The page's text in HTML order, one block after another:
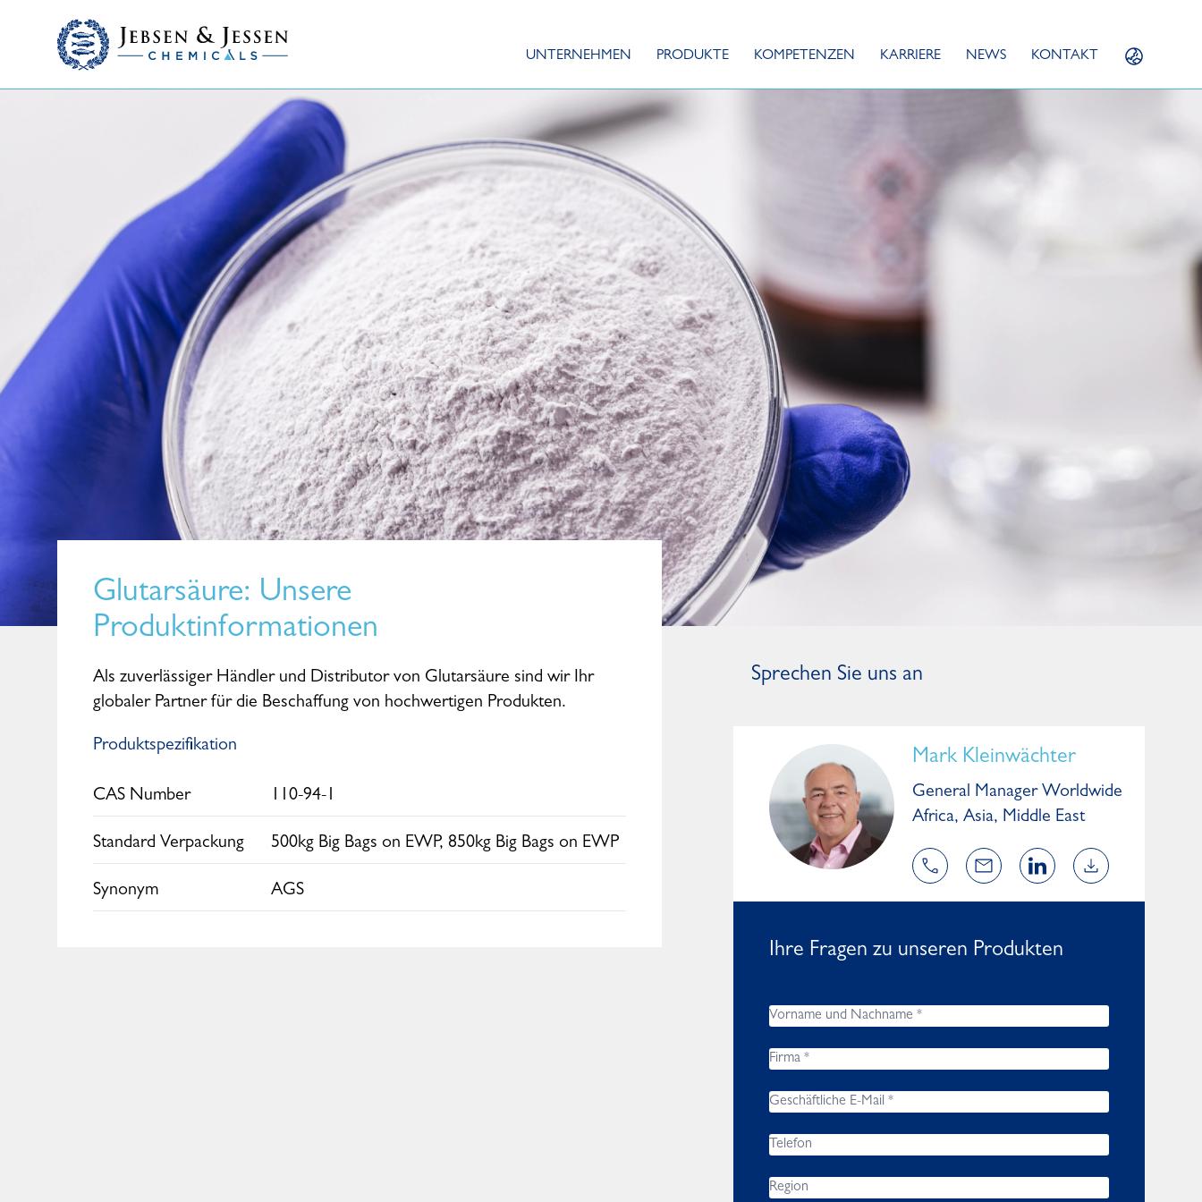
UNTERNEHMEN PRODUKTE KOMPETENZEN KARRIERE NEWS KONTAKT
Glutarsäure: Unsere
Produktinformationen
Als zuverlässiger Händler und Distributor von Glutarsäure sind wir Ihr
globaler Partner für die Beschaffung von hochwertigen Produkten.
Produktspezifikation
CAS Number 110-94-1
Standard Verpackung 500kg Big Bags on EWP, 850kg Big Bags on EWP
Synonym AGS
Sprechen Sie uns an
Africa, Asia, Middle East
Mark Kleinwächter
General Manager Worldwide
Africa, Asia, Middle East
Ihre Fragen zu unseren Produkten